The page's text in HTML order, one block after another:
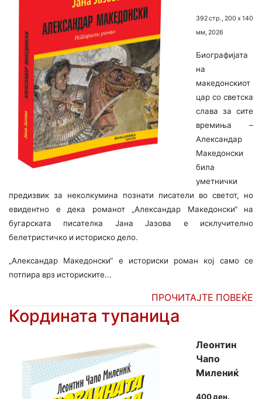
392 стр., 200 х 140
мм, 2026
Биографијата
на
македонскиот
цар со светска
слава за сите
времиња –
Александар
Македонски
била
уметнички
предизвик за неколкумина познати писатели во светот, но
евидентно е дека романот „Александар Македонски“ на
бугарската писателка Јана Јазова е исклучително
белетристичко и историско дело.
„Александар Македонски“ е историски роман кој само се
потпира врз историските...
ПРОЧИТАЈТЕ ПОВЕЌЕ
Кордината тупаница
Леонтин
Чапо
Милениќ
400 ден.